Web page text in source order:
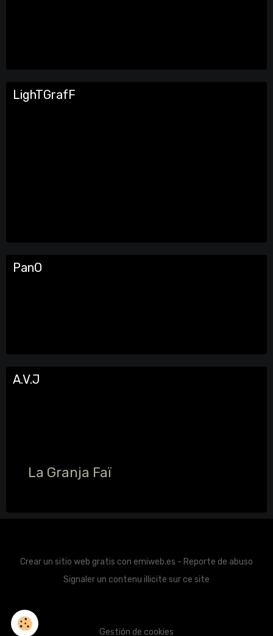
LighTGrafF
PanO
A.V.J
La Granja Faï
Crear un sitio web gratis con emiweb.es - Reporte de abuso
Signaler un contenu illicite sur ce site
Gestión de cookies